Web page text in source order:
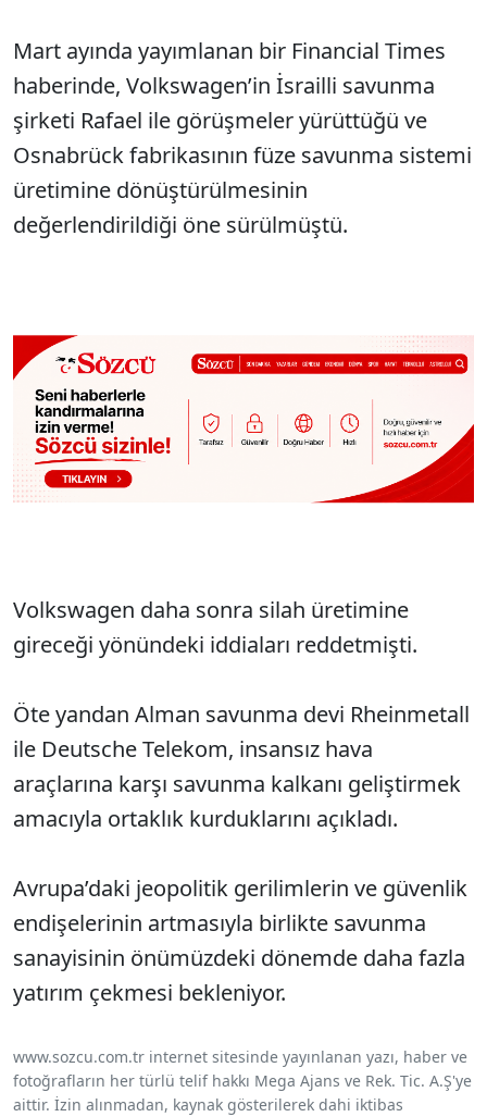
Mart ayında yayımlanan bir Financial Times
haberinde, Volkswagen’in İsrailli savunma
şirketi Rafael ile görüşmeler yürüttüğü ve
Osnabrück fabrikasının füze savunma sistemi
üretimine dönüştürülmesinin
değerlendirildiği öne sürülmüştü.
Volkswagen daha sonra silah üretimine
gireceği yönündeki iddiaları reddetmişti.
Öte yandan Alman savunma devi Rheinmetall
ile Deutsche Telekom, insansız hava
araçlarına karşı savunma kalkanı geliştirmek
amacıyla ortaklık kurduklarını açıkladı.
Avrupa’daki jeopolitik gerilimlerin ve güvenlik
endişelerinin artmasıyla birlikte savunma
sanayisinin önümüzdeki dönemde daha fazla
yatırım çekmesi bekleniyor.
www.sozcu.com.tr internet sitesinde yayınlanan yazı, haber ve
fotoğrafların her türlü telif hakkı Mega Ajans ve Rek. Tic. A.Ş'ye
aittir. İzin alınmadan, kaynak gösterilerek dahi iktibas